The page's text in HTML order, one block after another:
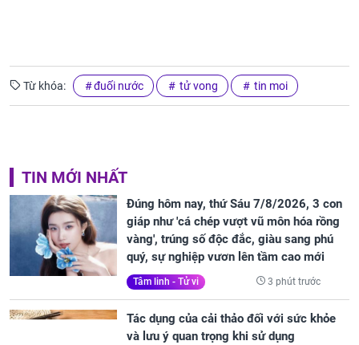
Từ khóa: đuối nước tử vong tin moi
TIN MỚI NHẤT
Đúng hôm nay, thứ Sáu 7/8/2026, 3 con
giáp như 'cá chép vượt vũ môn hóa rồng
vàng', trúng số độc đắc, giàu sang phú
quý, sự nghiệp vươn lên tầm cao mới
Tâm linh - Tử vi 3 phút trước
Tác dụng của cải thảo đối với sức khỏe
và lưu ý quan trọng khi sử dụng